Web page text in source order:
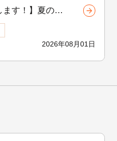
ます！】夏の地
屋根リフォーム
2026年08月01日